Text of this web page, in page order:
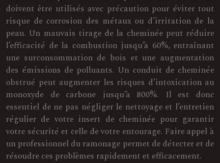
doivent être utilisés avec précaution pour éviter tout
risque de corrosion des métaux ou d’irritation de la
peau. Un mauvais tirage de la cheminée peut réduire
l’efficacité de la combustion jusqu’à 60%, entraînant
une surconsommation de bois et une augmentation
des émissions de polluants. Un conduit de cheminée
obstrué peut augmenter les risques d’intoxication au
monoxyde de carbone jusqu’à 800%. Il est donc
essentiel de ne pas négliger le nettoyage et l’entretien
régulier de votre insert de cheminée pour garantir
votre sécurité et celle de votre entourage. Faire appel à
un professionnel du ramonage permet de détecter et de
résoudre ces problèmes rapidement et efficacement.